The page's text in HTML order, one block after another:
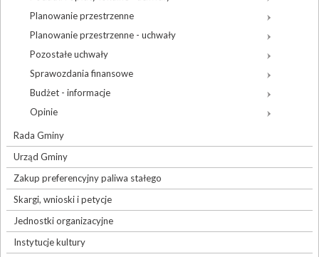
Planowanie przestrzenne
Planowanie przestrzenne - uchwały
Pozostałe uchwały
Sprawozdania finansowe
Budżet - informacje
Opinie
Rada Gminy
Urząd Gminy
Zakup preferencyjny paliwa stałego
Skargi, wnioski i petycje
Jednostki organizacyjne
Instytucje kultury